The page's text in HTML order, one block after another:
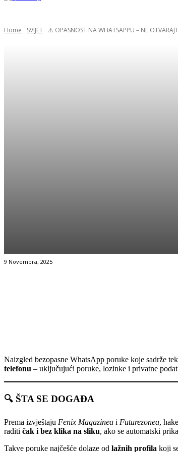
Home SVIJET ⚠️ OPASNOST NA WHATSAPPU – NE
9 Novembra, 2025
Naizgled bezopasne WhatsApp poruke koje sadrže
telefonu – uključujući poruke, lozinke i privatne
🔍 ŠTA SE DOGAĐA
Prema izvještaju Fenix Magazinea i Futurezonea,
raditi čak i bez klika na sliku, ako se automatski
Takve poruke najčešće dolaze od lažnih profila koji